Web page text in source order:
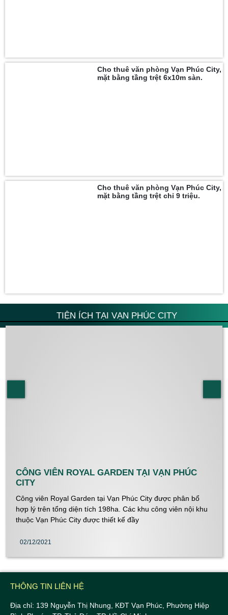
Cho thuê văn phòng Vạn Phúc City,
mặt bằng tầng trệt 6x10m sàn.
Cho thuê văn phòng Vạn Phúc City,
mặt bằng tầng trệt chỉ 9 triệu.
TIỆN ÍCH TẠI VẠN PHÚC CITY
CÔNG VIÊN ROYAL GARDEN TẠI VẠN PHÚC
CITY
Công viên Royal Garden tại Vạn Phúc City được phân bổ
hợp lý trên tổng diện tích 198ha. Các khu công viên nội khu
thuộc Vạn Phúc City được thiết kế đầy
02/12/2021
THÔNG TIN LIÊN HỆ
Địa chỉ: 139 Nguyễn Thị Nhung, KĐT Vạn Phúc, Phường Hiệp